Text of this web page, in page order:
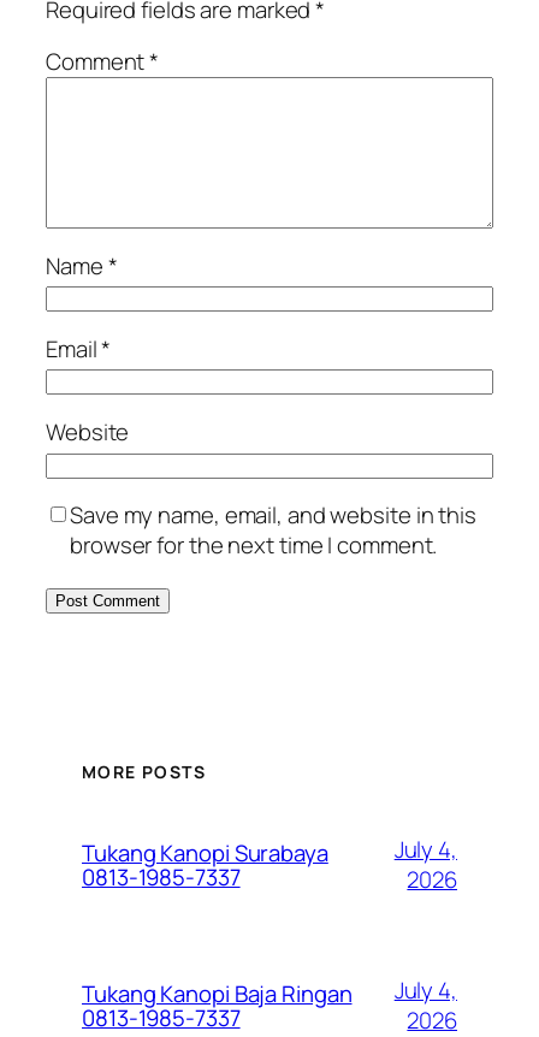
Required fields are marked*
Comment*
Name*
Email*
Website
Save my name, email, and website in this
browser for the next time I comment.
MORE POSTS
Tukang Kanopi Surabaya
0813-1985-7337
July 4,
2026
Tukang Kanopi Baja Ringan
0813-1985-7337
July 4,
2026